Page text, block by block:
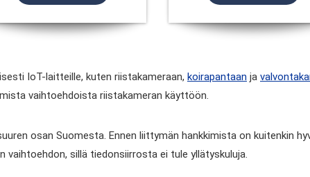
IoT-laitteille, kuten riistakameraan, koirapantaan ja
vaihtoehdoista riistakameran käyttöön.
osan Suomesta. Ennen liittymän hankkimista on kuitenkin
sillä tiedonsiirrosta ei tule yllätyskuluja.